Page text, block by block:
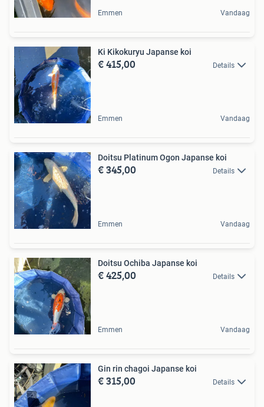
Emmen Vandaag
Ki Kikokuryu Japanse koi
€ 415,00 Details
Emmen Vandaag
Doitsu Platinum Ogon Japanse koi
€ 345,00 Details
Emmen Vandaag
Doitsu Ochiba Japanse koi
€ 425,00 Details
Emmen Vandaag
Gin rin chagoi Japanse koi
€ 315,00 Details